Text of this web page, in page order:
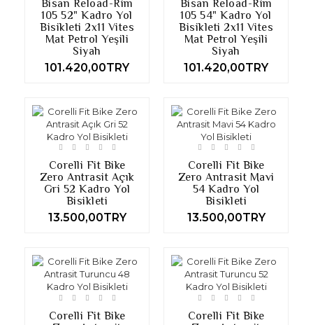
Bisan Reload-Rim
105 52" Kadro Yol
Bisikleti 2x11 Vites
Mat Petrol Yeşili
Siyah
101.420,00TRY
Bisan Reload-Rim
105 54" Kadro Yol
Bisikleti 2x11 Vites
Mat Petrol Yeşili
Siyah
101.420,00TRY
Corelli Fit Bike
Zero Antrasit Açık
Gri 52 Kadro Yol
Bisikleti
13.500,00TRY
Corelli Fit Bike
Zero Antrasit Mavi
54 Kadro Yol
Bisikleti
13.500,00TRY
Corelli Fit Bike
Corelli Fit Bike